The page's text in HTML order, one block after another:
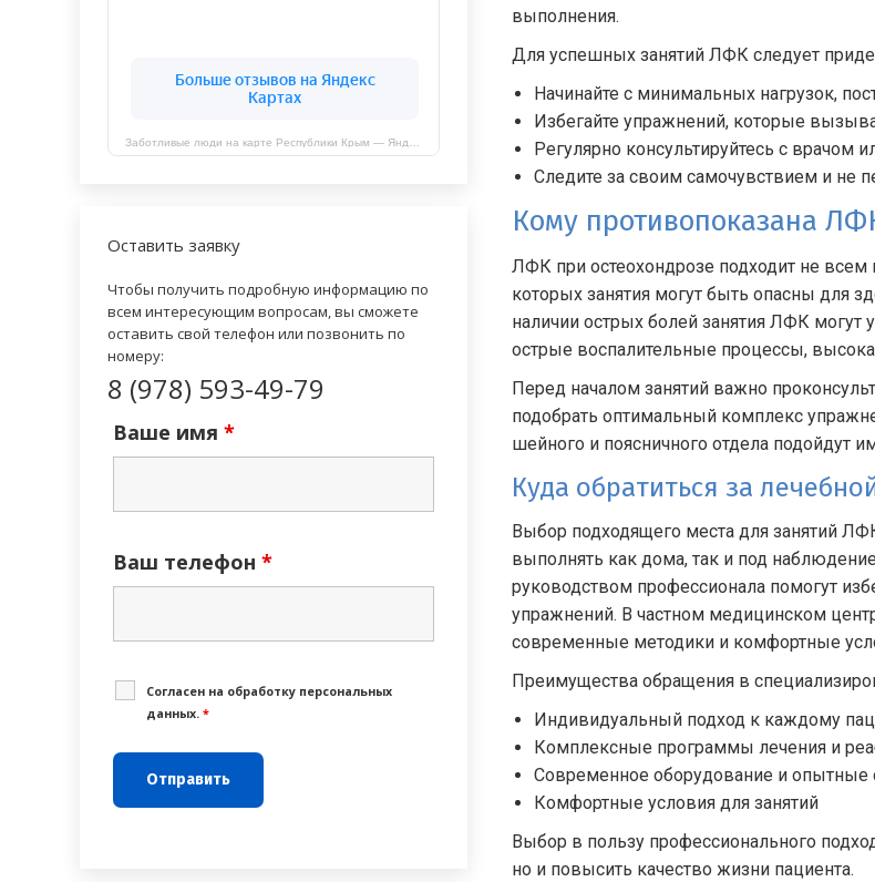
выполнения.
Для успешных занятий ЛФК следует
Начинайте с минимальных нагрузок,
Избегайте упражнений, которые
Регулярно консультируйтесь с врачом
Следите за своим самочувствием и не
Кому противопоказана
ЛФК при остеохондрозе подходит не
которых занятия могут быть опасны для
наличии острых болей занятия ЛФК могут
острые воспалительные процессы,
Перед началом занятий важно
подобрать оптимальный комплекс
шейного и поясничного отдела подойдут
Куда обратиться за
Выбор подходящего места для занятий
выполнять как дома, так и под
руководством профессионала помогут
упражнений. В частном медицинском
современные методики и комфортные
Преимущества обращения в
Индивидуальный подход к каждому
Комплексные программы лечения и
Современное оборудование и опытные
Комфортные условия для занятий
Выбор в пользу профессионального
но и повысить качество жизни пациента.
Оставить заявку
Чтобы получить подробную информацию по
всем интересующим вопросам, вы сможете
оставить свой телефон или позвонить по
номеру:
8 (978) 593-49-79
Ваше имя *
Ваш телефон *
Cогласен на обработку персональных
данных. *